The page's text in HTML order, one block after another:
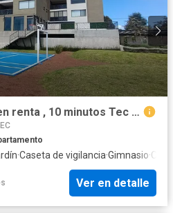
Departamento de lujo en renta , 10 minutos Tec Milenio 5 min UVM
·Caseta de vigilancia·Gimnasio·
Ver en detalle